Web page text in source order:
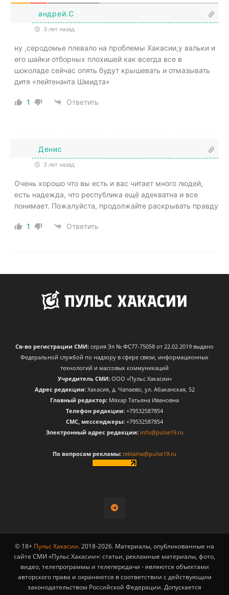
андрей.С
3 лет назад
ну ,серодомье плевало на проблемы Хакасии,у вальки и
его шайки отборных плохишей как всегда все в
шоколаде сейчас опять будут крышевать и отмазывать
дитя «лейтенанта Шмидта»
1 Ответить
Денис
3 лет назад
Очень хорошо что вы есть и вас читает много людей,
есть надежда, что республика ещё адекватна и все
понимает. Пожалуйста, продолжайте раскрывать правду
1 Ответить
Св-во регистрации СМИ: серия Эл № ФС77-75058 от 22.02.2019 выдано
Федеральной службой по надзору в сфере связи, информационных
технологий и массовых коммуникаций
Учредитель СМИ:ООО «Пульс Хакасии»
Адрес редакции:Хакасия, д. Чапаево, ул. Абаканская, 52
Главный редактор: Мяхар Татьяна Ивановна
Телефон редакции: +79532587854
CМС, мессенджеры: +79532587854
Электронный адрес редакции: info@pulse19.ru
По вопросам рекламы: reklama@pulse19.ru
© 18+ Пульс Хакасии. 2018-2026. Материалы, опубликованные на
сайте СМИ «Пульс Хакасии»: статьи, рекламные материалы, фото,
видео, телепрограммы и телепередачи - являются объектами
авторского права и охраняются в соответствии с действующим
законодательством Российской Федерации. Допускается